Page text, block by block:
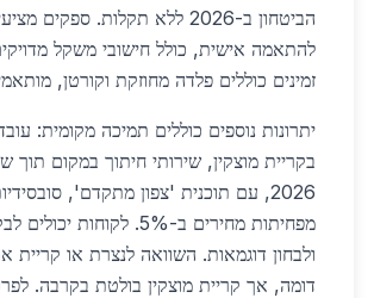
הביטחון ב-2026 ללא תקלות. ספקים
להתאמה אישית, כולל חישובי משקל
זמינים כוללים פלדה מחוזקת וקורטן,
יתרונות נוספים כוללים תמיכה מקומית:
בקריית מוצקין, שירותי חיתוך במקום
2026, עם תוכנית 'צפון מתקדם',
מפחיתות מחירים ב-5%. לקוחות
ולבחון דוגמאות. השוואה לנצרת או
דומה, אך קריית מוצקין בולטת בקרבה.